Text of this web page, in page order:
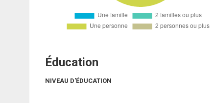
Éducation
NIVEAU D'ÉDUCATION